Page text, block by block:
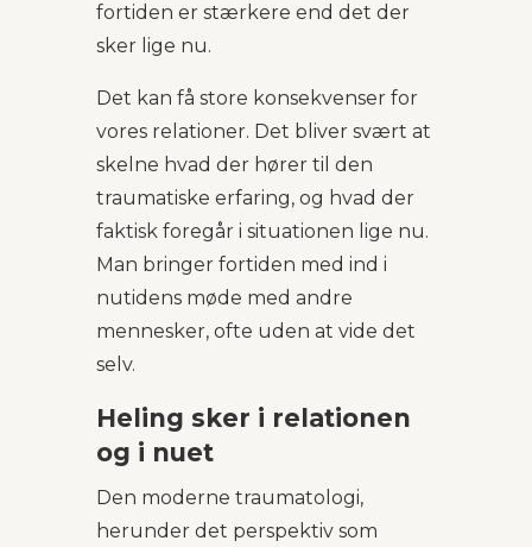
fortiden er stærkere end det der
sker lige nu.
Det kan få store konsekvenser for
vores relationer. Det bliver svært at
skelne hvad der hører til den
traumatiske erfaring, og hvad der
faktisk foregår i situationen lige nu.
Man bringer fortiden med ind i
nutidens møde med andre
mennesker, ofte uden at vide det
selv.
Heling sker i relationen
og i nuet
Den moderne traumatologi,
herunder det perspektiv som